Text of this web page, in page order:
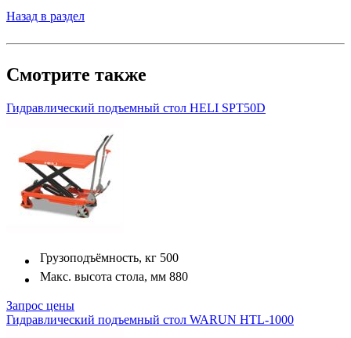
Назад в раздел
Смотрите также
Гидравлический подъемный стол HELI SPT50D
Грузоподъёмность, кг 500
Макс. высота стола, мм 880
Запрос цены
Гидравлический подъемный стол WARUN HTL-1000